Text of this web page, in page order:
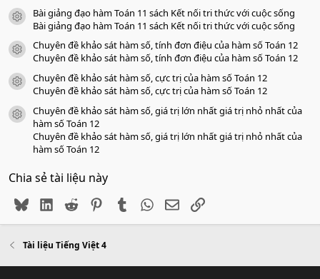
icon tài liệu
Bài giảng đạo hàm Toán 11 sách Kết nối tri thức với cuộc sống
Bài giảng đạo hàm Toán 11 sách Kết nối tri thức với cuộc sống
icon tài liệu
Chuyên đề khảo sát hàm số, tính đơn điệu của hàm số Toán 12
Chuyên đề khảo sát hàm số, tính đơn điệu của hàm số Toán 12
icon tài liệu
Chuyên đề khảo sát hàm số, cực trị của hàm số Toán 12
Chuyên đề khảo sát hàm số, cực trị của hàm số Toán 12
icon tài liệu
Chuyên đề khảo sát hàm số, giá trị lớn nhất giá trị nhỏ nhất của
hàm số Toán 12
Chuyên đề khảo sát hàm số, giá trị lớn nhất giá trị nhỏ nhất của
hàm số Toán 12
Chia sẻ tài liệu này
BlueskyLinkedIn
Reddit PinterestTumblr WhatsApp
EmailLink
Tài liệu Tiếng Việt 4